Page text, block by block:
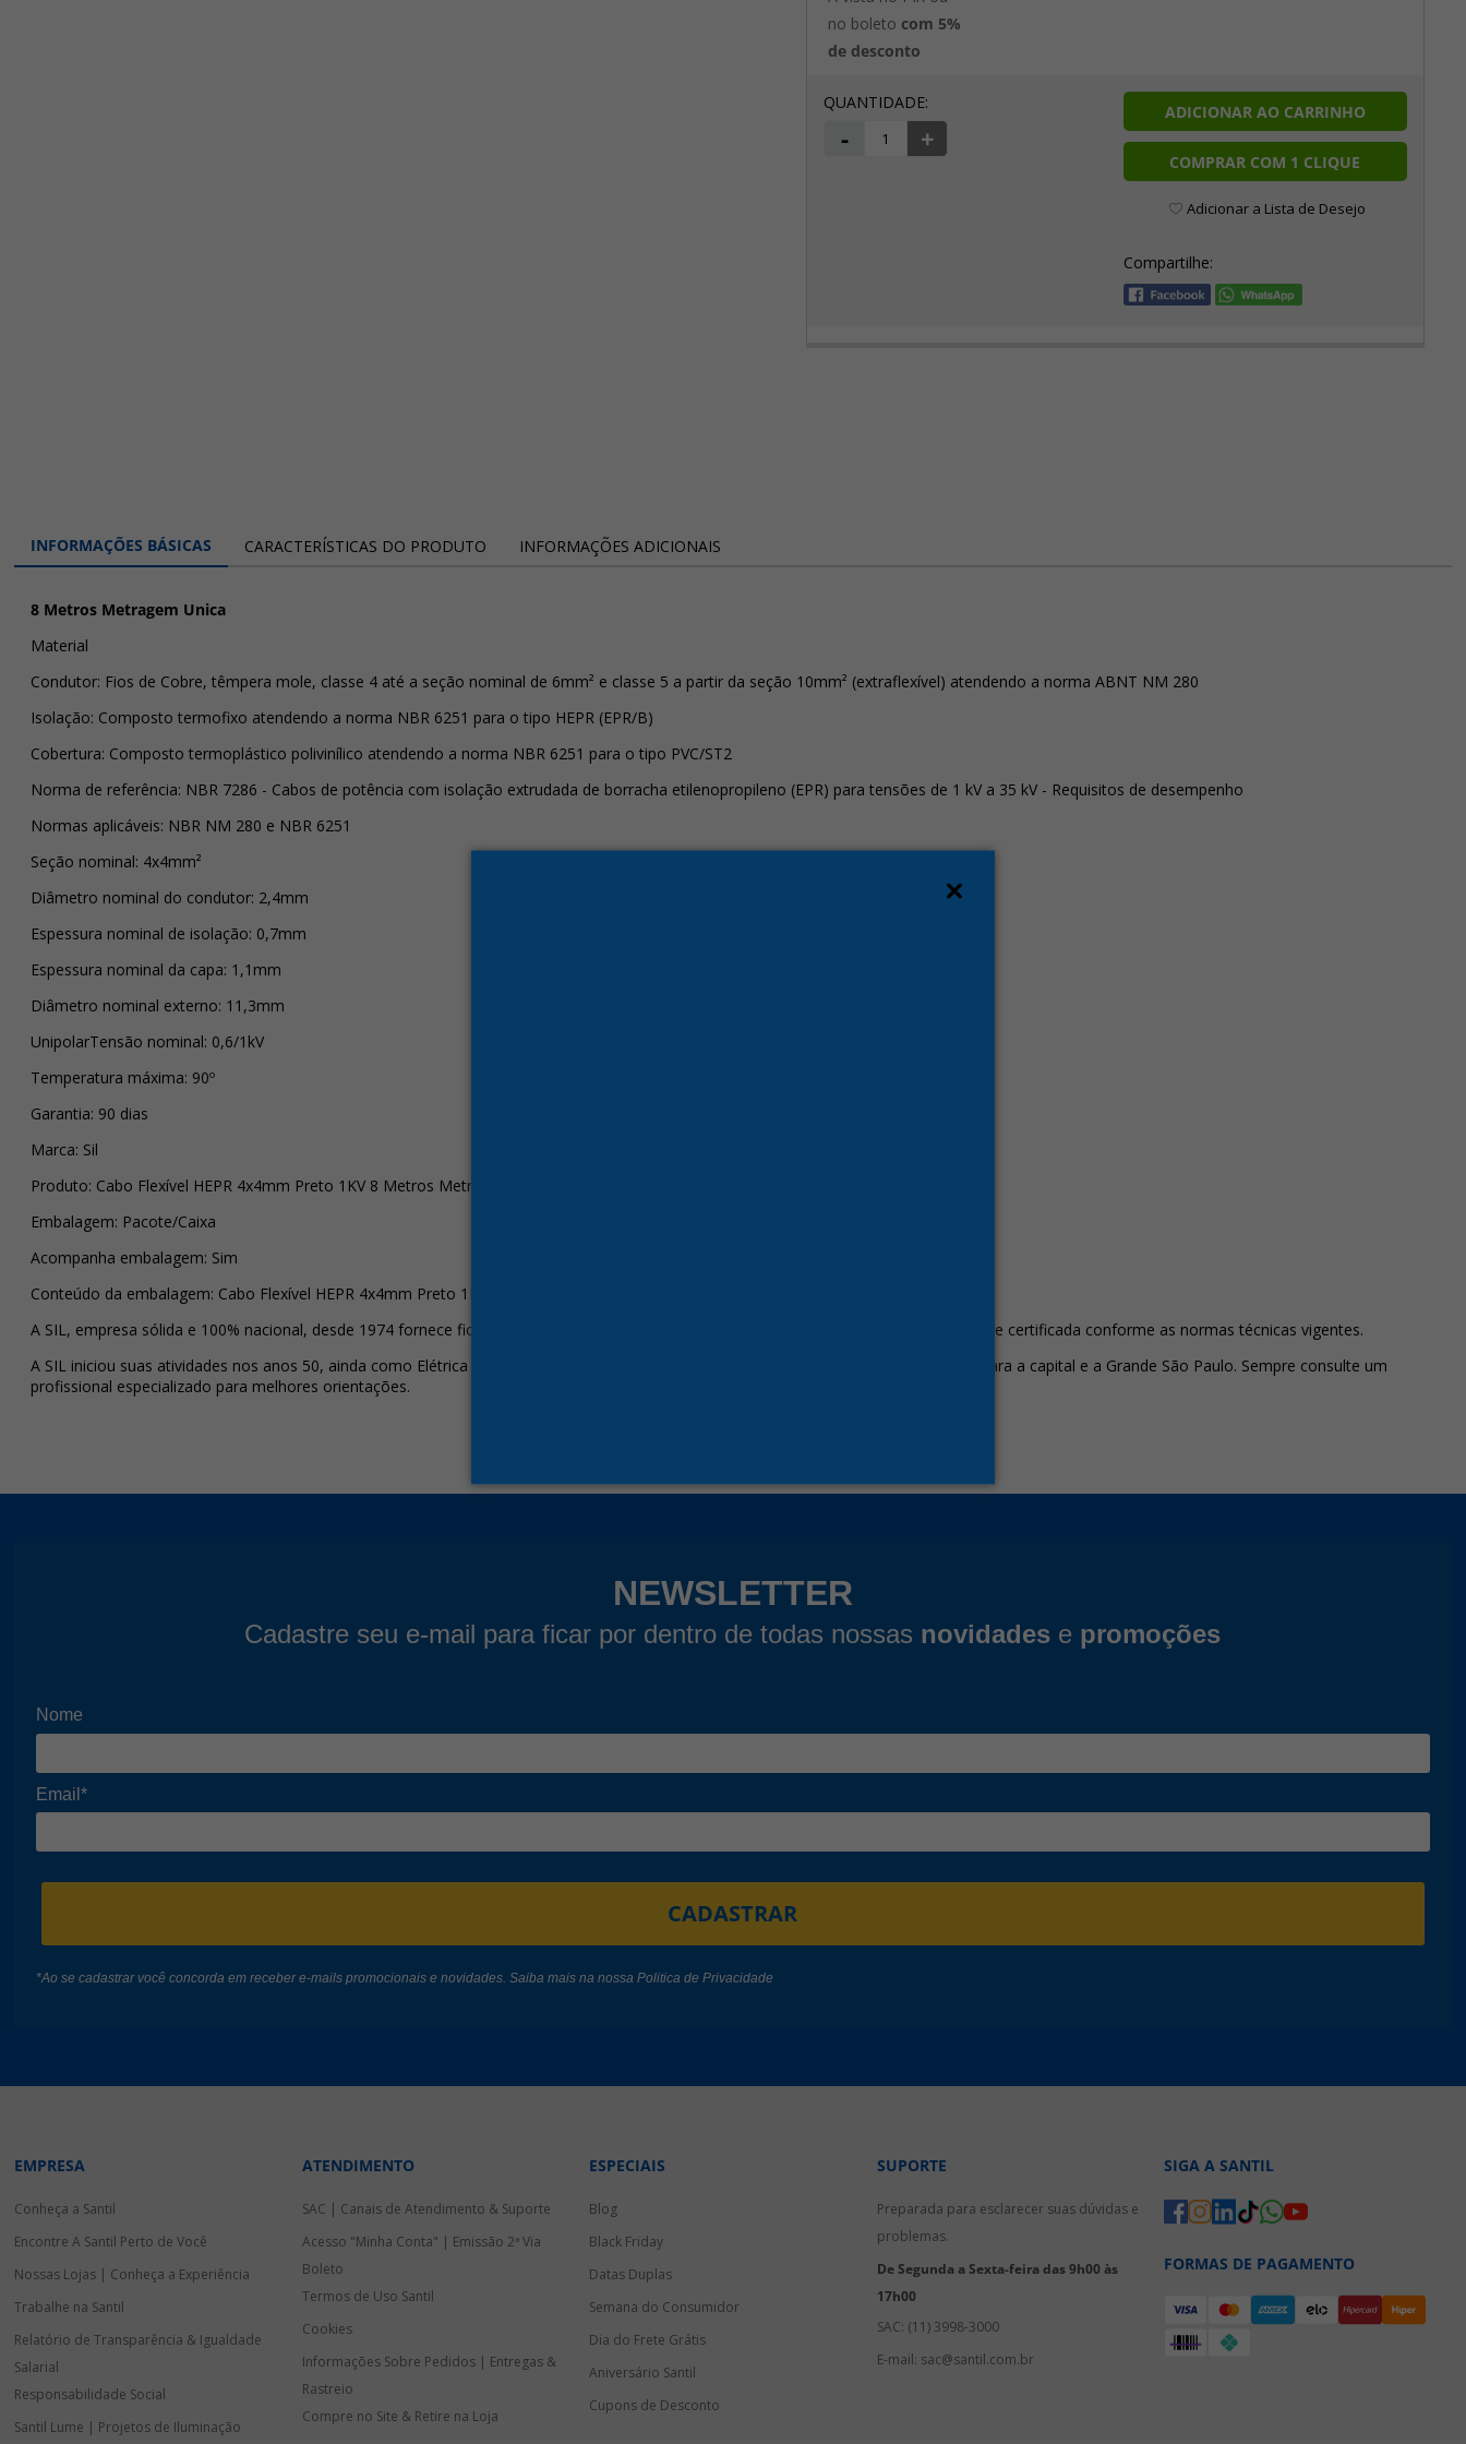
no boleto com 5%
de desconto
- +
ADICIONAR AO CARRINHO
COMPRAR COM 1 CLIQUE
Adicionar a Lista de Desejo
Compartilhe:
INFORMAÇÕES BÁSICAS CARACTERÍSTICAS DO PRODUTO INFORMAÇÕES ADICIONAIS
8 Metros Metragem Unica
Material
Condutor: Fios de Cobre, têmpera mole, classe 4 até a seção nominal de 6mm² e classe 5 a partir da seção 10mm² (extraflexível) atendendo a norma ABNT NM 280
Isolação: Composto termofixo atendendo a norma NBR 6251 para o tipo HEPR (EPR/B)
Cobertura: Composto termoplástico polivinílico atendendo a norma NBR 6251 para o tipo PVC/ST2
Norma de referência: NBR 7286 - Cabos de potência com isolação extrudada de borracha etilenopropileno (EPR) para tensões de 1 kV a 35 kV - Requisitos de desempenho
Normas aplicáveis: NBR NM 280 e NBR 6251
Seção nominal: 4x4mm²
Diâmetro nominal do condutor: 2,4mm
Espessura nominal de isolação: 0,7mm
Espessura nominal da capa: 1,1mm
Diâmetro nominal externo: 11,3mm
UnipolarTensão nominal: 0,6/1kV
Temperatura máxima: 90º
Garantia: 90 dias
Marca: Sil
Produto: Cabo Flexível HEPR 4x4mm Preto 1KV 8 Metros Metragem Unica - Sil
Embalagem: Pacote/Caixa
Acompanha embalagem: Sim
Conteúdo da embalagem: Cabo Flexível HEPR 4x4mm Preto 1KV 8 Metros Metragem Unica - Sil
A SIL, empresa sólida e 100% nacional, desde 1974 fornece fios e cabos elétricos seguros e duráveis, com preço competitivo e qualidade certificada conforme as normas técnicas vigentes.
A SIL iniciou suas atividades nos anos 50, ainda como Elétrica Danúbio, atuando exclusivamente na distribuição de materiais elétricos para a capital e a Grande São Paulo. Sempre consulte um
profissional especializado para melhores orientações.
NEWSLETTER
Cadastre seu e-mail para ficar por dentro de todas nossas novidades e promoções
Nome
Email*
CADASTRAR
*Ao se cadastrar você concorda em receber e-mails promocionais e novidades. Saiba mais na nossaPolitica de Privacidade
EMPRESA
Conheça a Santil
Encontre A Santil Perto de Você
Nossas Lojas | Conheça a Experiência
Trabalhe na Santil
Relatório de Transparência & Igualdade
Salarial
Responsabilidade Social
Santil Lume | Projetos de Iluminação
ATENDIMENTO
SAC | Canais de Atendimento & Suporte
Acesso "Minha Conta" | Emissão 2ª Via
Boleto
Termos de Uso Santil
Cookies
Informações Sobre Pedidos | Entregas &
Rastreio
Compre no Site & Retire na Loja
ESPECIAIS
Blog
Black Friday
Datas Duplas
Semana do Consumidor
Dia do Frete Grátis
Aniversário Santil
Cupons de Desconto
SUPORTE
Preparada para esclarecer suas dúvidas e
problemas.
De Segunda a Sexta-feira das 9h00 às
17h00
SAC: (11) 3998-3000
E-mail: sac@santil.com.br
SIGA A SANTIL
FORMAS DE PAGAMENTO